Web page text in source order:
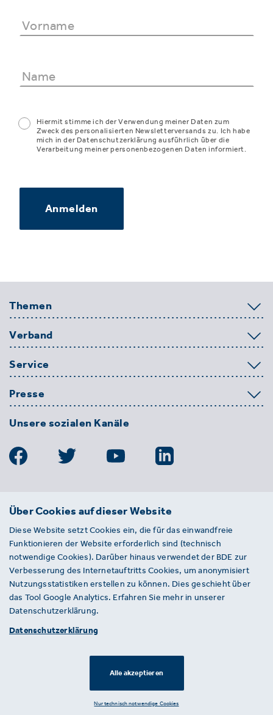
Hiermit stimme ich der Verwendung meiner Daten zum
Zweck des personalisierten Newsletterversands zu. Ich habe
mich in der Datenschutzerklärung ausführlich über die
Verarbeitung meiner personenbezogenen Daten informiert.
Anmelden
Themen
Verband
Service
Presse
Unsere sozialen Kanäle
BDE
Entsorgungs-, Wasser- und
Kreislaufwirtschaft e. V.
Von-der-Heydt-Straße 2
D 10785 Berlin
Sie haben einen Fehler auf unserer Website
gefunden? Ihnen ist ein defekter Link
aufgefallen? Wir freuen uns über Ihren
Über Cookies auf dieser Website
Diese Website setzt Cookies ein, die für das einwandfreie
Funktionieren der Website erforderlich sind (technisch
notwendige Cookies). Darüber hinaus verwendet der BDE zur
Verbesserung des Internetauftritts Cookies, um anonymisiert
Nutzungsstatistiken erstellen zu können. Dies geschieht über
das Tool Google Analytics. Erfahren Sie mehr in unserer
Datenschutzerklärung.
Datenschutzerklärung
Alle akzeptieren
Nur technisch notwendige Cookies